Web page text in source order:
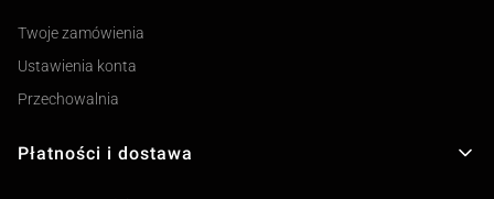
Twoje zamówienia
Ustawienia konta
Przechowalnia
Płatności i dostawa